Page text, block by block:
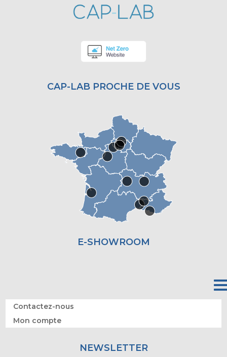
CAP-LAB PROCHE DE VOUS
E-SHOWROOM
Contactez-nous
Mon compte
NEWSLETTER